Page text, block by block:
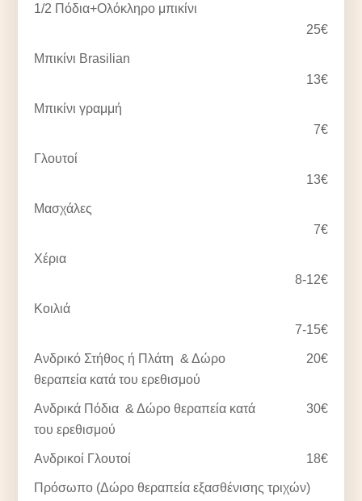
1/2 Πόδια+Ολόκληρο μπικίνι
25€
Μπικίνι Brasilian
13€
Μπικίνι γραμμή
7€
Γλουτοί
13€
Μασχάλες
7€
Χέρια
8-12€
Κοιλιά
7-15€
Ανδρικό Στήθος ή Πλάτη & Δώρο
θεραπεία κατά του ερεθισμού
20€
Ανδρικά Πόδια & Δώρο θεραπεία κατά
του ερεθισμού
30€
Ανδρικοί Γλουτοί 18€
Πρόσωπο (Δώρο θεραπεία εξασθένισης τριχών)